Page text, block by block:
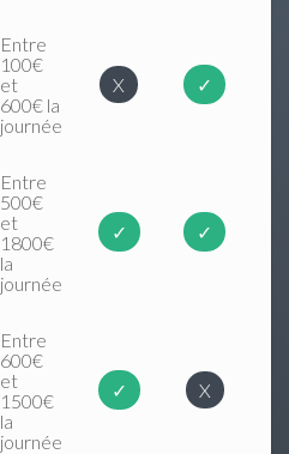
Entre
100€
et
600€ la
journée
X ✓
Entre
500€
et
1800€
la
journée
✓ ✓
Entre
600€
et
1500€
la
journée
✓ X